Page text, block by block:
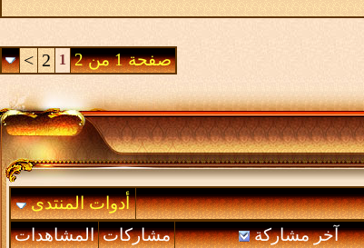
صفحة 1 من 2 1
2
>
أدوات المنتدى
آخر مشاركة مشاركات المشاهدات